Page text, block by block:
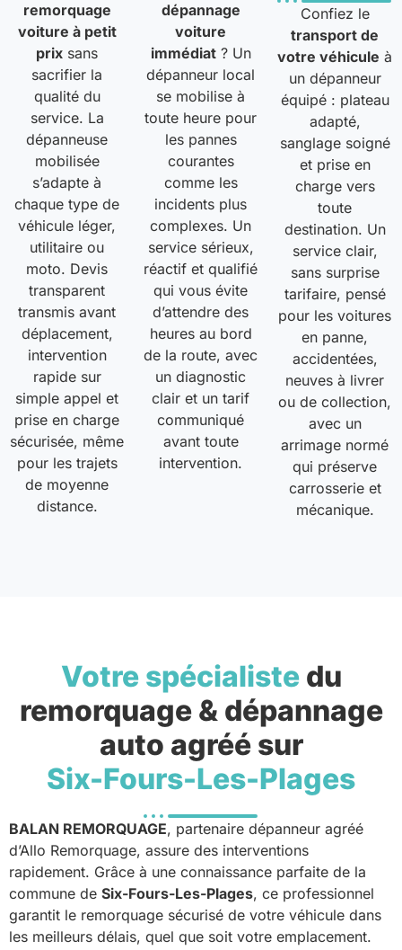
remorquage
voiture à petit
prix sans
sacrifier la
qualité du
service. La
dépanneuse
mobilisée
s’adapte à
chaque type de
véhicule léger,
utilitaire ou
moto. Devis
transparent
transmis avant
déplacement,
intervention
rapide sur
simple appel et
prise en charge
sécurisée, même
pour les trajets
de moyenne
distance.
dépannage
voiture
immédiat? Un
dépanneur local
se mobilise à
toute heure pour
les pannes
courantes
comme les
incidents plus
complexes. Un
service sérieux,
réactif et qualifié
qui vous évite
d’attendre des
heures au bord
de la route, avec
un diagnostic
clair et un tarif
communiqué
avant toute
intervention.
Confiez le
transport de
votre véhicule à
un dépanneur
équipé : plateau
adapté,
sanglage soigné
et prise en
charge vers
toute
destination. Un
service clair,
sans surprise
tarifaire, pensé
pour les voitures
en panne,
accidentées,
neuves à livrer
ou de collection,
avec un
arrimage normé
qui préserve
carrosserie et
mécanique.
Votre spécialistedu
remorquage & dépannage
auto agréé sur
Six-Fours-Les-Plages
BALAN REMORQUAGE, partenaire dépanneur agréé
d’Allo Remorquage, assure des interventions
rapidement. Grâce à une connaissance parfaite de la
commune de Six-Fours-Les-Plages, ce professionnel
garantit le remorquage sécurisé de votre véhicule dans
les meilleurs délais, quel que soit votre emplacement.